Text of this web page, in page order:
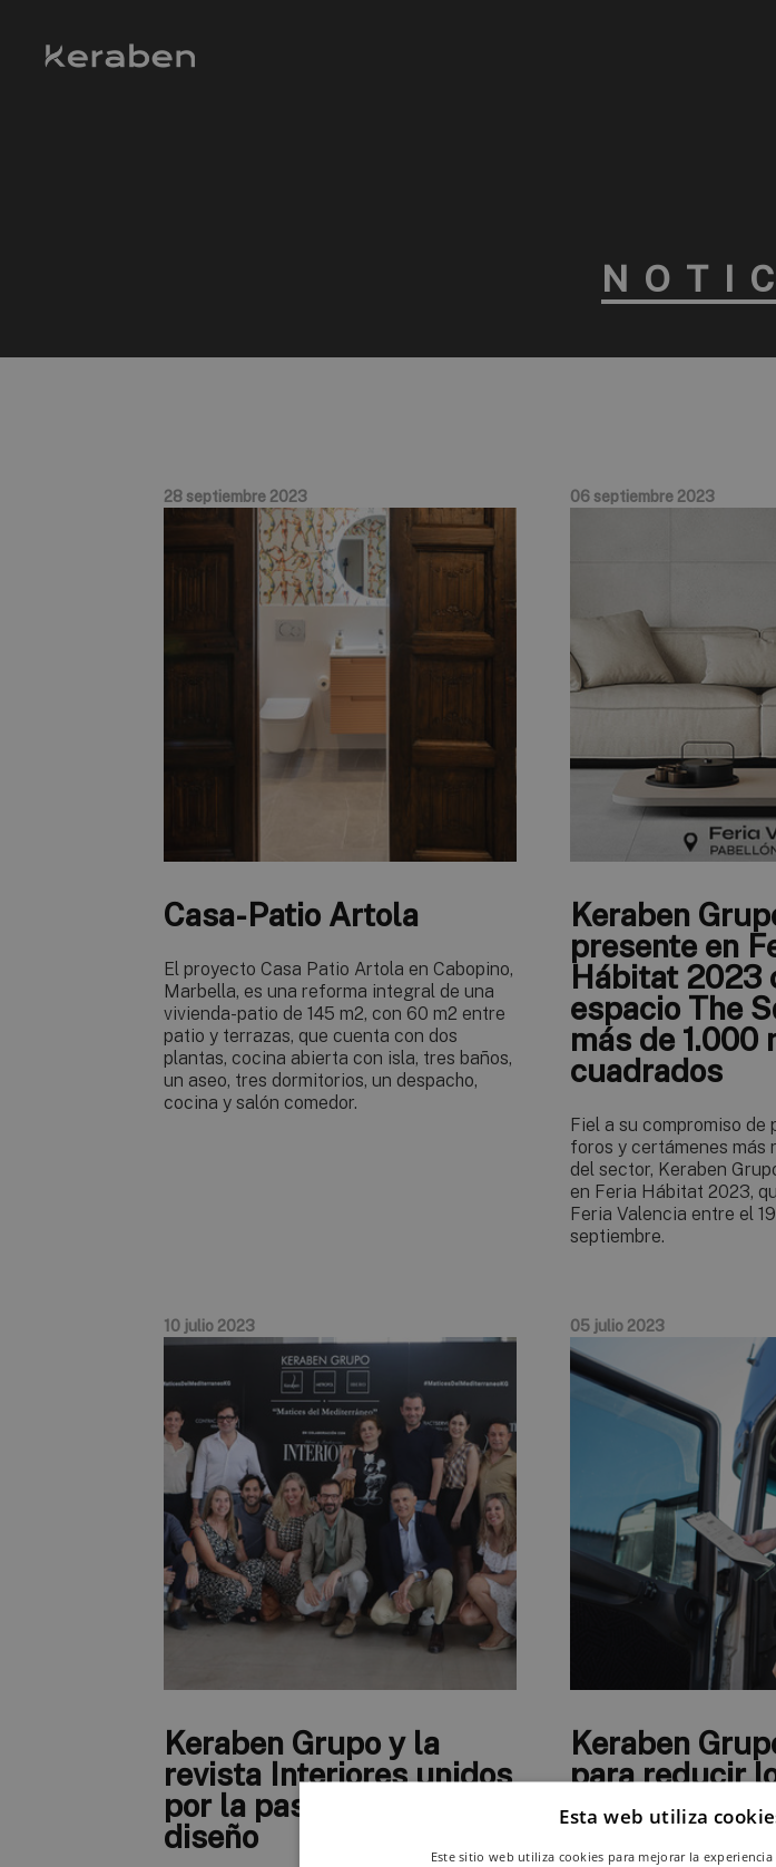
28 septiembre 2023
Casa-Patio Artola
El proyecto Casa Patio Artola en Cabopino,
Marbella, es una reforma integral de una
vivienda-patio de 145 m2, con 60 m2 entre
patio y terrazas, que cuenta con dos
plantas, cocina abierta con isla, tres baños,
un aseo, tres dormitorios, un despacho,
cocina y salón comedor.
06 septiembre 2023
Keraben
presente en
Hábitat 2023
espacio The
más de 1.000
cuadrados
Fiel a su compromiso de
foros y certámenes más
del sector, Keraben
en Feria Hábitat 2023,
Feria Valencia entre el
septiembre.
10 julio 2023
Keraben Grupo y la
revista Interiores unidos
por la pasión por el
diseño
05 julio 2023
Keraben
para reducir
de espera de
transportistas
Esta web utiliza
Este sitio web utiliza cookies para mejorar la